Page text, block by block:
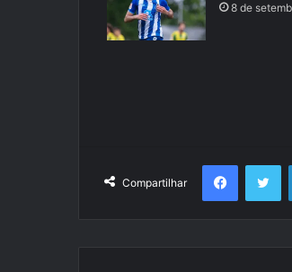
8 de
Compartilhar
Facebook